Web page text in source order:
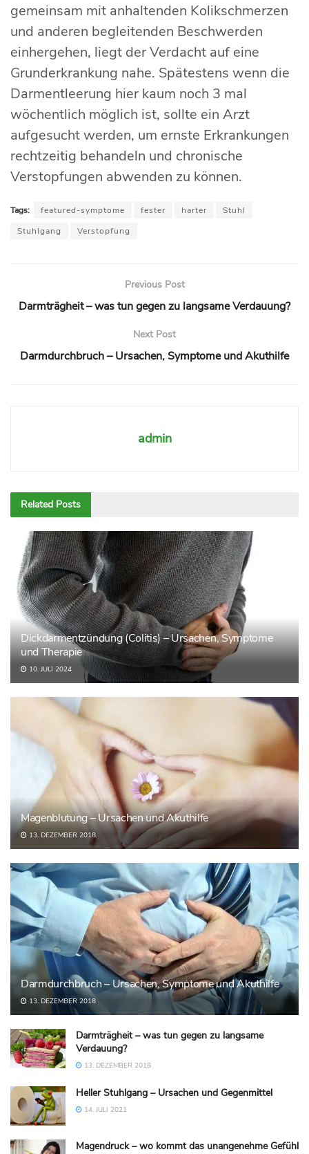
gemeinsam mit anhaltenden Kolikschmerzen
und anderen begleitenden Beschwerden
einhergehen, liegt der Verdacht auf eine
Grunderkrankung nahe. Spätestens wenn die
Darmentleerung hier kaum noch 3 mal
wöchentlich möglich ist, sollte ein Arzt
aufgesucht werden, um ernste Erkrankungen
rechtzeitig behandeln und chronische
Verstopfungen abwenden zu können.
Tags: featured-symptome fester harter
Stuhl
Stuhlgang
Verstopfung
Previous Post
Darmträgheit – was tun gegen zu langsame Verdauung?
Next Post
Darmdurchbruch – Ursachen, Symptome und Akuthilfe
admin
Related Posts
Dickdarmentzündung (Colitis) – Ursachen, Symptome
und Therapie
10. JULI 2024
Magenblutung – Ursachen und Akuthilfe
13. DEZEMBER 2018
Darmdurchbruch – Ursachen, Symptome und Akuthilfe
13. DEZEMBER 2018
Darmträgheit – was tun gegen zu langsame
Verdauung?
13. DEZEMBER 2018
Heller Stuhlgang – Ursachen und Gegenmittel
14. JULI 2021
Magendruck – wo kommt das unangenehme Gefühl